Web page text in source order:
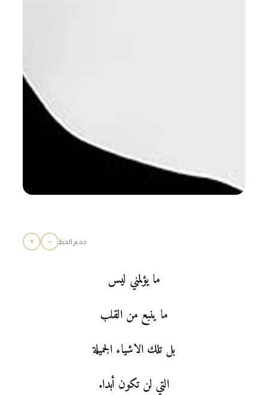
حجم الخط −
+
ما يؤلمني ليس
ما ينبع من القلب
بل تلك الاشياء الجميلة
التي لن تكون أبدا.